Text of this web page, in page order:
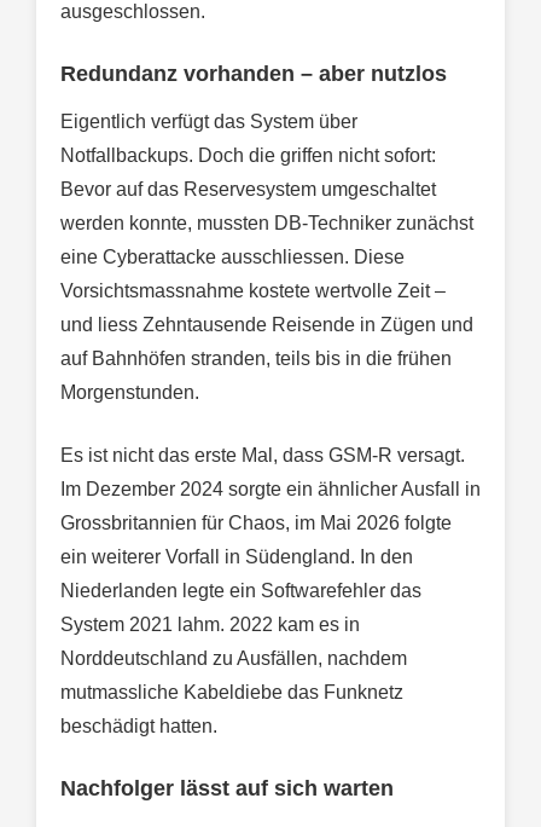
ausgeschlossen.
Redundanz vorhanden – aber nutzlos
Eigentlich verfügt das System über
Notfallbackups. Doch die griffen nicht sofort:
Bevor auf das Reservesystem umgeschaltet
werden konnte, mussten DB-Techniker zunächst
eine Cyberattacke ausschliessen. Diese
Vorsichtsmassnahme kostete wertvolle Zeit –
und liess Zehntausende Reisende in Zügen und
auf Bahnhöfen stranden, teils bis in die frühen
Morgenstunden.
Es ist nicht das erste Mal, dass GSM-R versagt.
Im Dezember 2024 sorgte ein ähnlicher Ausfall in
Grossbritannien für Chaos, im Mai 2026 folgte
ein weiterer Vorfall in Südengland. In den
Niederlanden legte ein Softwarefehler das
System 2021 lahm. 2022 kam es in
Norddeutschland zu Ausfällen, nachdem
mutmassliche Kabeldiebe das Funknetz
beschädigt hatten.
Nachfolger lässt auf sich warten